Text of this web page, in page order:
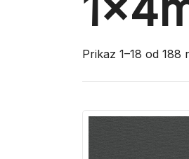
Prikaz 1–18 od 188